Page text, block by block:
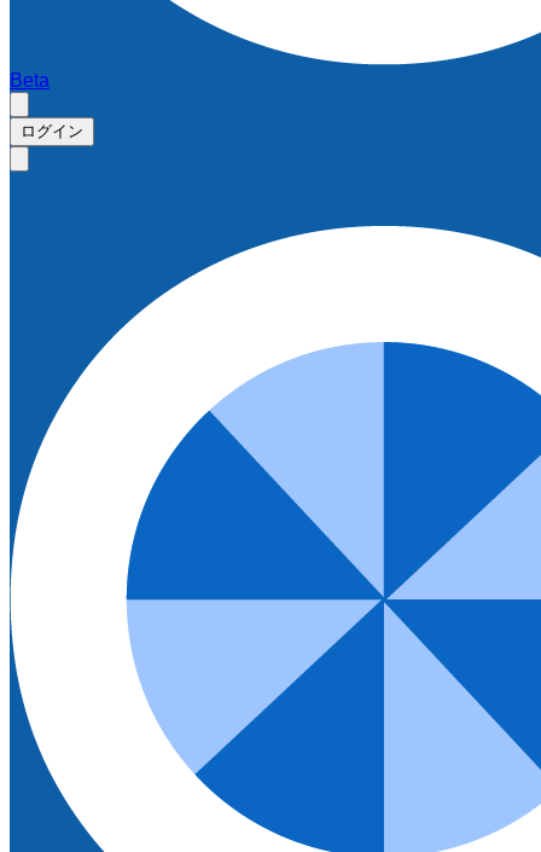
Beta
ログイン